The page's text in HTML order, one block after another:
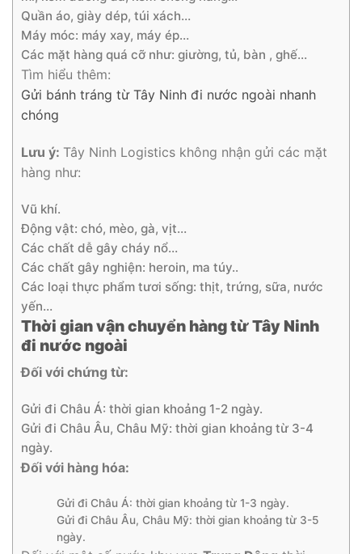
Quần áo, giày dép, túi xách…
Máy móc: máy xay, máy ép…
Các mặt hàng quá cỡ như: giường, tủ, bàn , ghế…
Tìm hiểu thêm:
Gửi bánh tráng từ Tây Ninh đi nước ngoài nhanh
chóng
Lưu ý: Tây Ninh Logistics không nhận gửi các mặt
hàng như:
Vũ khí.
Động vật: chó, mèo, gà, vịt…
Các chất dễ gây cháy nổ…
Các chất gây nghiện: heroin, ma túy..
Các loại thực phẩm tươi sống: thịt, trứng, sữa, nước
yến…
Thời gian vận chuyển hàng từ Tây Ninh
đi nước ngoài
Đối với chứng từ:
Gửi đi Châu Á: thời gian khoảng 1-2 ngày.
Gửi đi Châu Âu, Châu Mỹ: thời gian khoảng từ 3-4
ngày.
Đối với hàng hóa:
Gửi đi Châu Á: thời gian khoảng từ 1-3 ngày.
Gửi đi Châu Âu, Châu Mỹ: thời gian khoảng từ 3-5
ngày.